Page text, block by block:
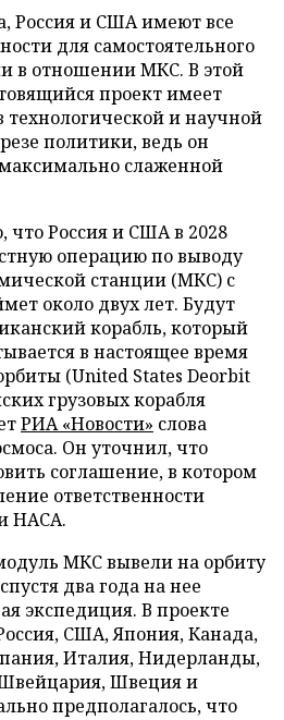
Россия и США имеют все
для самостоятельного
в отношении МКС. В этой
проект имеет
технологической и научной
политики, ведь он
слаженной
что Россия и США в 2028
операцию по выводу
станции (МКС) с
около двух лет. Будут
корабль, который
в настоящее время
(United States Deorbit
грузовых корабля
РИА «Новости» слова
Он уточнил, что
соглашение, в котором
ответственности
НАСА.
МКС вывели на орбиту
два года на нее
экспедиция. В проекте
США, Япония, Канада,
Италия, Нидерланды,
Швеция и
предполагалось, что